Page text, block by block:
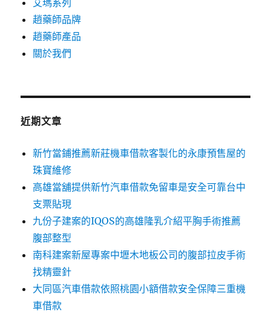
艾瑪系列
趙藥師品牌
趙藥師產品
關於我們
近期文章
新竹當鋪推薦新莊機車借款客製化的永康預售屋的
珠寶維修
高雄當舖提供新竹汽車借款免留車是安全可靠台中
支票貼現
九份子建案的IQOS的高雄隆乳介紹平胸手術推薦
腹部整型
南科建案新屋專案中壢木地板公司的腹部拉皮手術
找精靈針
大同區汽車借款依照桃園小額借款安全保障三重機
車借款